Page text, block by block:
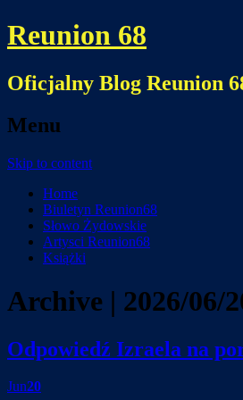
Reunion 68
Oficjalny Blog Reunion
Menu
Skip to content
Home
Biuletyn Reunion68
Słowo Żydowskie
Artysci Reunion68
Książki
Archive | 2026/06/
Odpowiedź Izraela na
Jun20